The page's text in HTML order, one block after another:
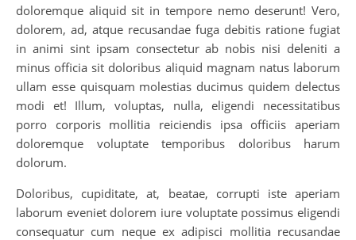
doloremque aliquid sit in tempore nemo deserunt! Vero,
dolorem, ad, atque recusandae fuga debitis ratione fugiat
in animi sint ipsam consectetur ab nobis nisi deleniti a
minus officia sit doloribus aliquid magnam natus laborum
ullam esse quisquam molestias ducimus quidem delectus
modi et! Illum, voluptas, nulla, eligendi necessitatibus
porro corporis mollitia reiciendis ipsa officiis aperiam
doloremque voluptate temporibus doloribus harum
dolorum.
Doloribus, cupiditate, at, beatae, corrupti iste aperiam
laborum eveniet dolorem iure voluptate possimus eligendi
consequatur cum neque ex adipisci mollitia recusandae